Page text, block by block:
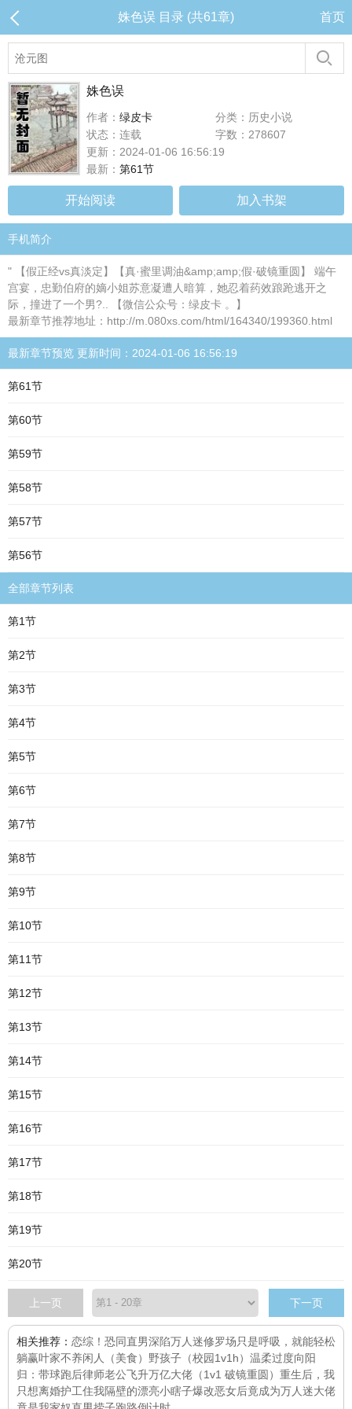
姝色误 目录 (共61章) 首页
姝色误
作者： 绿皮卡
分类：历史小说
状态：连载
字数：278607
更新：2024-01-06 16:56:19
最新： 第61节
开始阅读 加入书架
手机简介
" 【假正经vs真淡定】【真·蜜里调油&amp;amp;假·破镜重圆】 端午
宫宴，忠勤伯府的嫡小姐苏意凝遭人暗算，她忍着药效踉跄逃开之
际，撞进了一个男?.. 【微信公众号：绿皮卡 。】
最新章节推荐地址：http://m.080xs.com/html/164340/199360.html
最新章节预览 更新时间：2024-01-06 16:56:19
第61节
第60节
第59节
第58节
第57节
第56节
全部章节列表
第1节
第2节
第3节
第4节
第5节
第6节
第7节
第8节
第9节
第10节
第11节
第12节
第13节
第14节
第15节
第16节
第17节
第18节
第19节
第20节
上一页 下一页
相关推荐： 恋综！恐同直男深陷万人迷修罗场只是呼吸，就能轻松
躺赢叶家不养闲人（美食） 野孩子（校园1v1h） 温柔过度向阳
归：带球跑后律师老公飞升万亿大佬（1v1 破镜重圆） 重生后，我
只想离婚护工住我隔壁的漂亮小瞎子爆改恶女后竟成为万人迷大佬